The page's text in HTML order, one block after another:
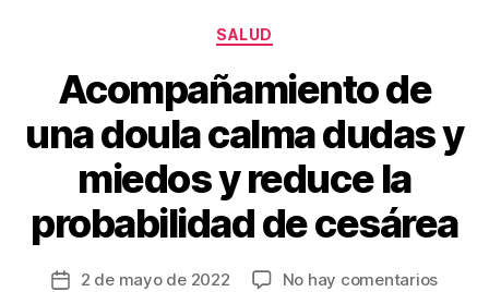
Categorías
SALUD
Acompañamiento de
una doula calma dudas y
miedos y reduce la
probabilidad de cesárea
Fecha2 de mayo de 2022 No hay comentariosen